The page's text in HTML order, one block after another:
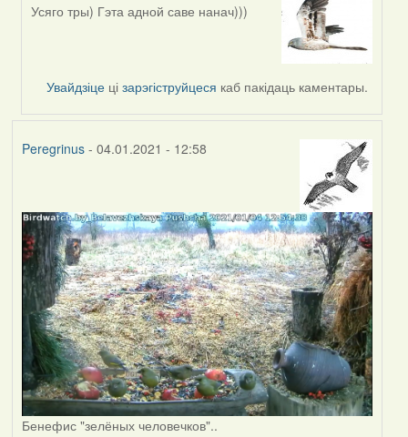
In
Каменец.BY
Усяго тры) Гэта адной саве нанач)))
Увайдзіце цізарэгіструйцеся каб пакідаць каментары.
Peregrinus- 04.01.2021 - 12:58
Бенефис "зелёных человечков"..